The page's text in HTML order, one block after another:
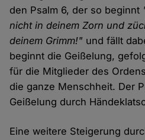
den Psalm 6, der so beginnt
nicht in deinem Zorn und
deinem Grimm!" und fällt
beginnt die Geißelung,
für die Mitglieder des
die ganze Menschheit. Der
Geißelung durch
Eine weitere Steigerung